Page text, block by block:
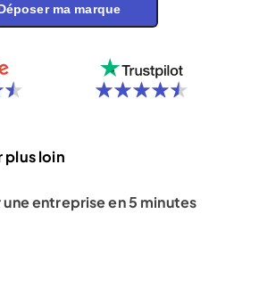
ma marque
plus loin
entreprise en 5 minutes